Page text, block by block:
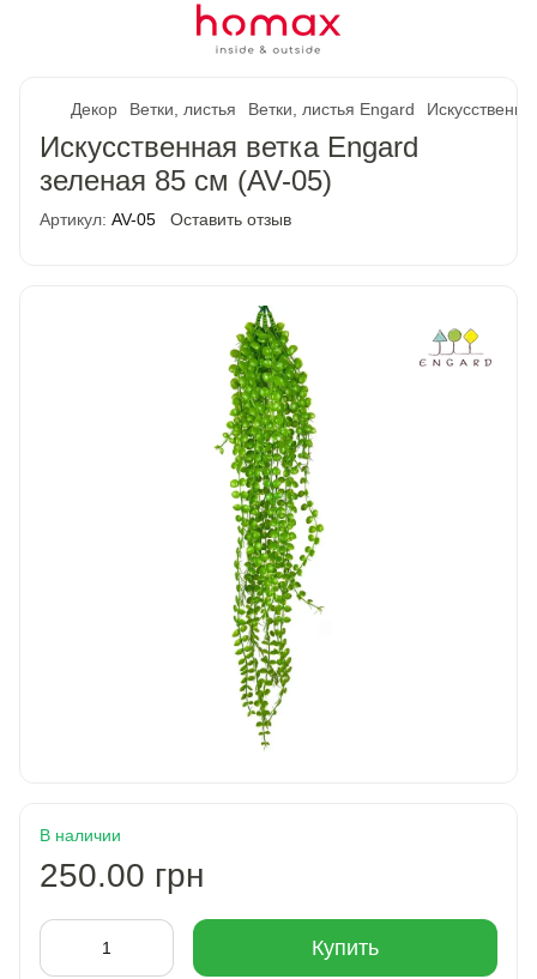
Декор Ветки, листья Ветки, листья Engard
Искусственная ветка Engard
зеленая 85 cм (AV-05)
Артикул: AV-05 Оставить отзыв
В наличии
250.00 грн
Купить